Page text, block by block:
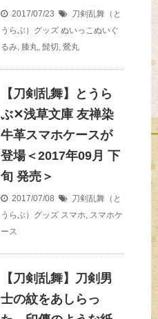
2017/07/23
刀剣乱舞（と
うらぶ）グッズ ぬいっこぬいぐ
るみ, 膝丸, 髭切, 鶯丸
【刀剣乱舞】とうら
ぶ✕浅草文庫 友禅染
牛革スマホケースが
登場＜2017年09月 下
旬 発売＞
2017/07/08
刀剣乱舞（と
うらぶ）グッズ スマホ, スマホケ
ース
【刀剣乱舞】刀剣男
士の紋をあしらっ